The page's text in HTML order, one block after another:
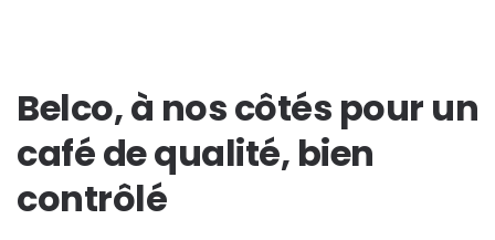
Belco, à nos côtés pour un
café de qualité, bien
contrôlé